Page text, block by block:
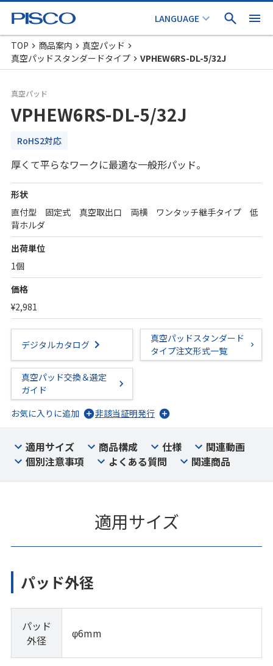
TOP 商品案内
真空パッド
真空パッドスタンダードタイプ
VPHEW6RS-DL-5/32J
真空パッド
VPHEW6RS-DL-5/32J
RoHS2対応
厚くて平らなワークに最適な一般形パッド。
形状
直付型 固定式 真空取出口 両横 ワンタッチ継手タイプ 低
背ホルダ
出荷単位
1個
価格
¥2,981
デジタルカタログ
真空パッドスタンダード
タイプ注文形式一覧
真空パッド交換＆選定
ガイド
お気に入りに追加
非該当証明発行
適用サイズ 商品構成 仕様
関連動画
個別注意事項
よくある質問 関連商品
適用サイズ
パッド外径
パッド
外径
φ6mm